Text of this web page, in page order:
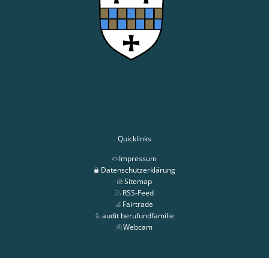
Quicklinks
Impressum
Datenschutzerklärung
Sitemap
RSS-Feed
Fairtrade
audit berufundfamilie
Webcam